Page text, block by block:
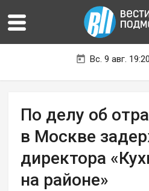
Вс. 9 авг. 19:20
По делу об
в Москве
директора
на районе»